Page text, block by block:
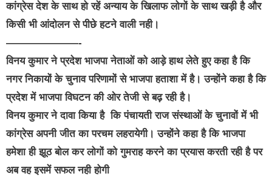
कांग्रेस देश के साथ हो रहें अन्याय के खिलाफ लोगों के साथ खड़ी है और
किसी भी आंदोलन से पीछे हटने वाली नही।
———————-
विनय कुमार ने प्रदेश भाजपा नेताओं को आड़े हाथ लेते हुए कहा है कि
नगर निकायों के चुनाव परिणामों से भाजपा हताशा में है। उन्होंने कहा है कि
प्रदेश में भाजपा विघटन की ओर तेजी से बढ़ रही है।
विनय कुमार ने दावा किया है कि पंचायती राज संस्थाओं के चुनावों में भी
कांग्रेस अपनी जीत का परचम लहरायेगी। उन्होंने कहा है कि भाजपा
हमेशा ही झूठ बोल कर लोगों को गुमराह करने का प्रयास करती रही है पर
अब वह इसमें सफल नही होगी